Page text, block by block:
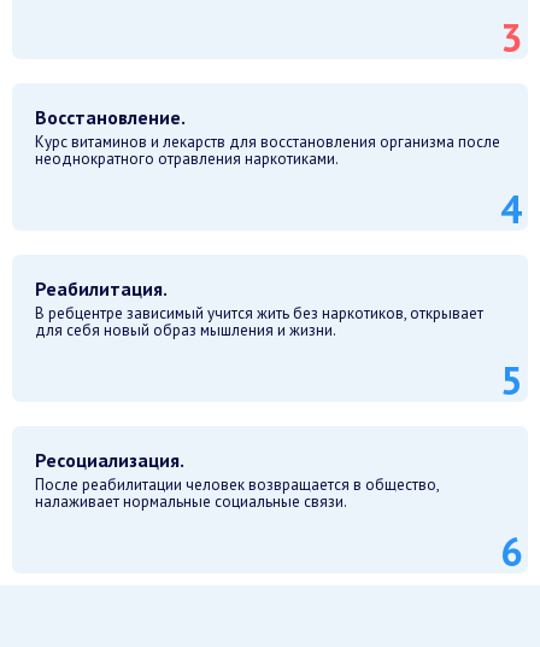
Восстановление.
Курс витаминов и лекарств для восстановления организма после
неоднократного отравления наркотиками.
Реабилитация.
В ребцентре зависимый учится жить без наркотиков, открывает
для себя новый образ мышления и жизни.
Ресоциализация.
После реабилитации человек возвращается в общество,
налаживает нормальные социальные связи.